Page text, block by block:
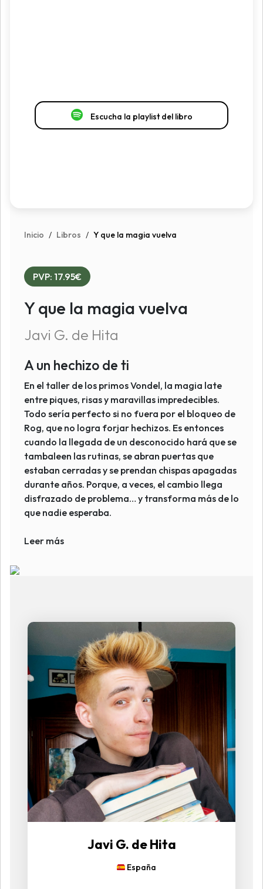
Escucha la playlist del libro
Inicio / Libros / Y que la magia vuelva
PVP: 17.95€
Y que la magia vuelva
Javi G. de Hita
A un hechizo de ti
En el taller de los primos Vondel, la magia late
entre piques, risas y maravillas impredecibles.
Todo sería perfecto si no fuera por el bloqueo de
Rog, que no logra forjar hechizos. Es entonces
cuando la llegada de un desconocido hará que se
tambaleen las rutinas, se abran puertas que
estaban cerradas y se prendan chispas apagadas
durante años. Porque, a veces, el cambio llega
disfrazado de problema… y transforma más de lo
que nadie esperaba.
Leer más
Javi G. de Hita
España